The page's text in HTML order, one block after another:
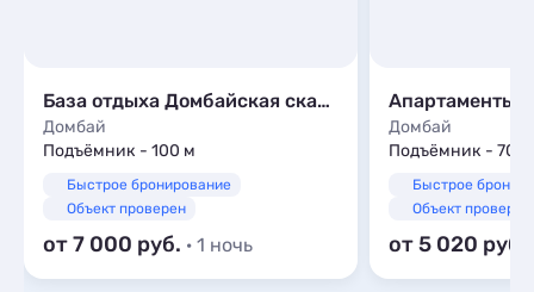
База отдыха Домбайская сказка
Домбай
Подъёмник - 100 м
Быстрое бронирование
Объект проверен
от 7 000 · 1 ночь
Апартаменты
Домбай
Подъёмник - 700
Быстрое
Объект проверен
от 5 020